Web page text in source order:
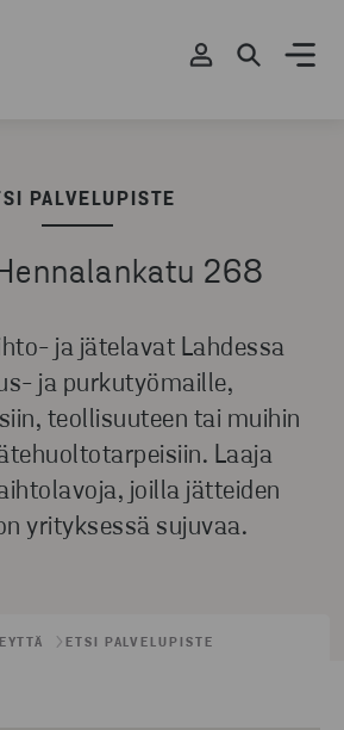
PALVELUPISTE
268
ja jätelavat Lahdessa
ja purkutyömaille,
teollisuuteen tai muihin
Laaja
joilla jätteiden
yrityksessä sujuvaa.
ETSI PALVELUPISTE